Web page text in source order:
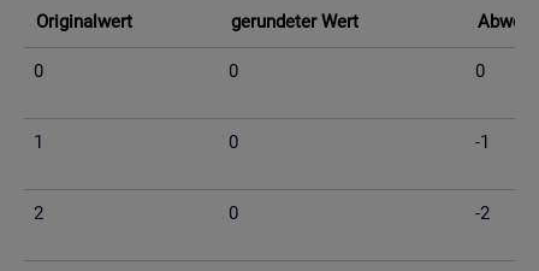
Ori­gi­nal­wert ge­run­de­ter Wert
0 0 0
1 0 -1
2 0 -2